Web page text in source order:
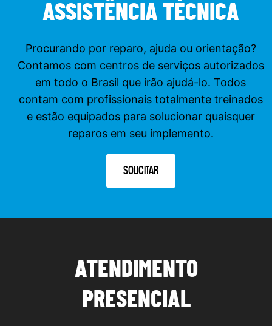
ASSISTÊNCIA TÉCNICA
Procurando por reparo, ajuda ou orientação?
Contamos com centros de serviços autorizados
em todo o Brasil que irão ajudá-lo. Todos
contam com profissionais totalmente treinados
e estão equipados para solucionar quaisquer
reparos em seu implemento.
SOLICITAR
ATENDIMENTO
PRESENCIAL